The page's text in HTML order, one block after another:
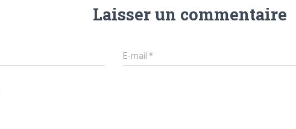
Laisser un commentaire
E-mail*